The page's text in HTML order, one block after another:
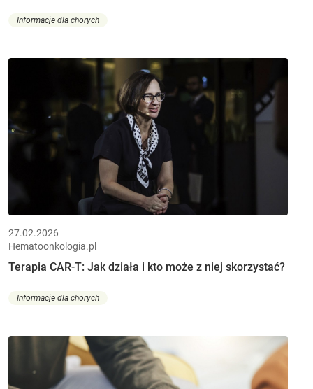
Informacje dla chorych
27.02.2026
Hematoonkologia.pl
Terapia CAR-T: Jak działa i kto może z niej skorzystać?
Informacje dla chorych